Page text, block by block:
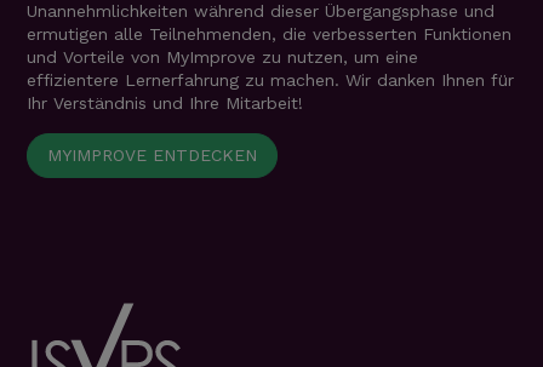
Unannehmlichkeiten während dieser Übergangsphase und
ermutigen alle Teilnehmenden, die verbesserten Funktionen
und Vorteile von MyImprove zu nutzen, um eine
effizientere Lernerfahrung zu machen. Wir danken Ihnen für
Ihr Verständnis und Ihre Mitarbeit!
MYIMPROVE ENTDECKEN